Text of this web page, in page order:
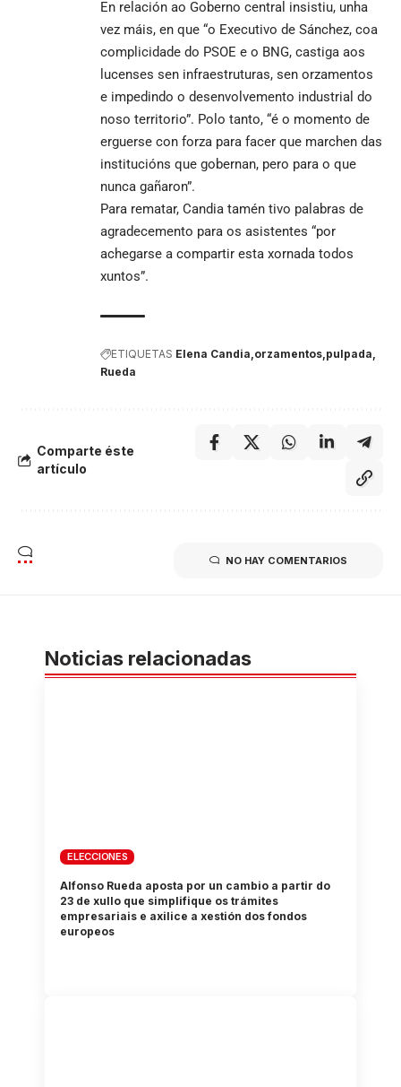
En relación ao Goberno central insistiu, unha
vez máis, en que “o Executivo de Sánchez, coa
complicidade do PSOE e o BNG, castiga aos
lucenses sen infraestruturas, sen orzamentos
e impedindo o desenvolvemento industrial do
noso territorio”. Polo tanto, “é o momento de
erguerse con forza para facer que marchen das
institucións que gobernan, pero para o que
nunca gañaron”.
Para rematar, Candia tamén tivo palabras de
agradecemento para os asistentes “por
achegarse a compartir esta xornada todos
xuntos”.
ETIQUETAS Elena Candia orzamentos pulpada
Rueda
Comparte éste
artículo
NO HAY COMENTARIOS
Noticias relacionadas
ELECCIONES
Alfonso Rueda aposta por un cambio a partir do
23 de xullo que simplifique os trámites
empresariais e axilice a xestión dos fondos
europeos